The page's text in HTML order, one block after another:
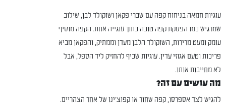
עוגיות חמאה בניחוח קפה עם שברי פקאן ושוקולד לבן, שילוב
שמרגיש כמו הפסקת קפה טובה בתוך עוגייה אחת. הקפה מוסיף
עומק ומעט מרירות, השוקולד הלבן מעדן וממתיק, והפקאן מביא
פריכות וטעם אגוזי עדין. עוגיות שכיף להחזיק ליד הספל, אבל
לא מחייבות אותו.
מה עושים עם זה?
להגיש לצד אספרסו, קפה שחור או קפוצ'ינו של אחר הצהריים.